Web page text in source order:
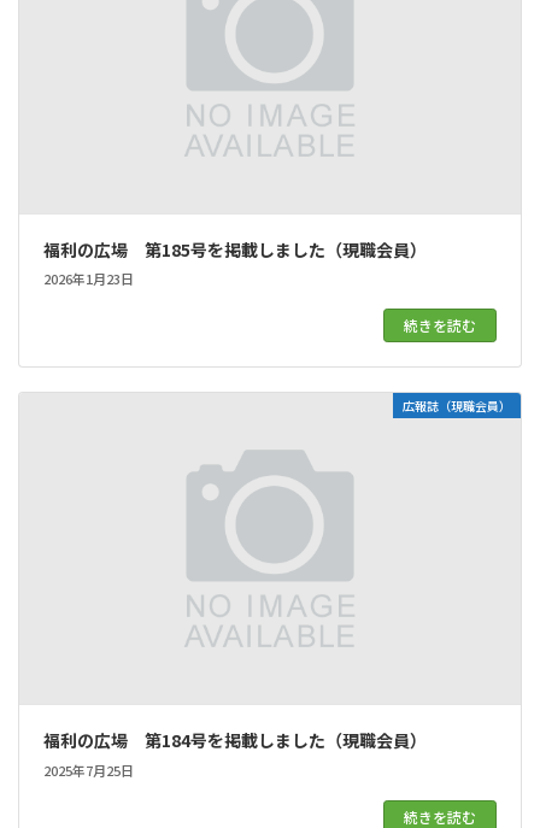
福利の広場 第185号を掲載しました（現職会員）
2026年1月23日
続きを読む
広報誌（現職会員）
福利の広場 第184号を掲載しました（現職会員）
2025年7月25日
続きを読む